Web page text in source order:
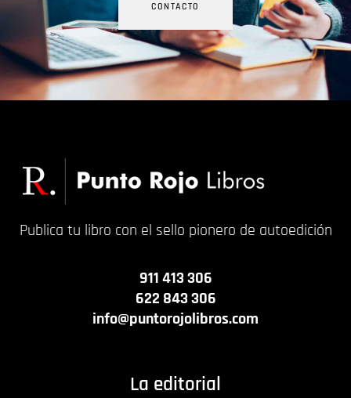
CONTACTO
Publica tu libro con el sello pionero de autoedición
911 413 306
622 843 306
info@puntorojolibros.com
La editorial